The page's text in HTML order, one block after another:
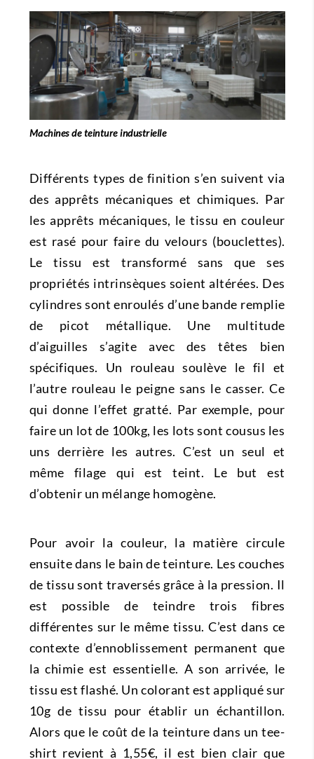
Machines de teinture industrielle
Différents types de finition s’en suivent via
des apprêts mécaniques et chimiques. Par
les apprêts mécaniques, le tissu en couleur
est rasé pour faire du velours (bouclettes).
Le tissu est transformé sans que ses
propriétés intrinsèques soient altérées. Des
cylindres sont enroulés d’une bande remplie
de picot métallique. Une multitude
d’aiguilles s’agite avec des têtes bien
spécifiques. Un rouleau soulève le fil et
l’autre rouleau le peigne sans le casser. Ce
qui donne l’effet gratté. Par exemple, pour
faire un lot de 100kg, les lots sont cousus les
uns derrière les autres. C’est un seul et
même filage qui est teint. Le but est
d’obtenir un mélange homogène.
Pour avoir la couleur, la matière circule
ensuite dans le bain de teinture. Les couches
de tissu sont traversés grâce à la pression. Il
est possible de teindre trois fibres
différentes sur le même tissu. C’est dans ce
contexte d’ennoblissement permanent que
la chimie est essentielle. A son arrivée, le
tissu est flashé. Un colorant est appliqué sur
10g de tissu pour établir un échantillon.
Alors que le coût de la teinture dans un tee-
shirt revient à 1,55€, il est bien clair que